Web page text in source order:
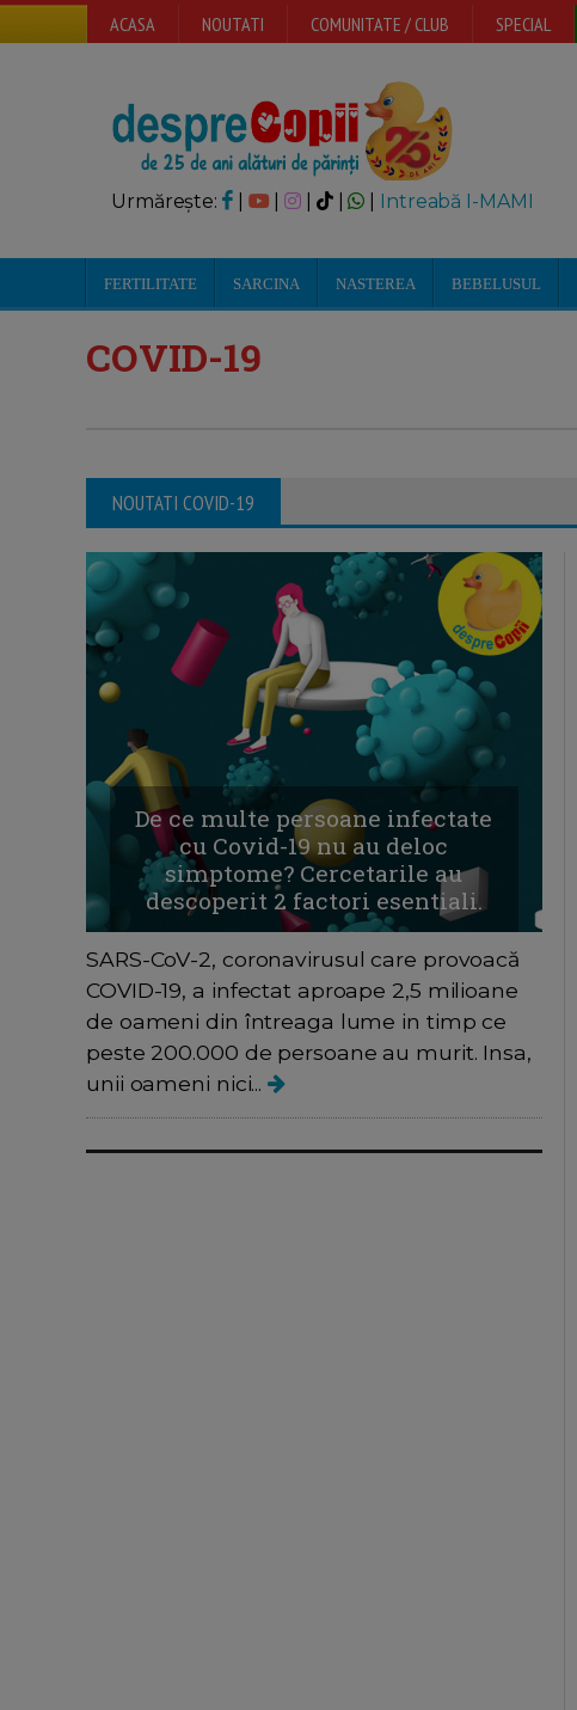
ACASA NOUTATI COMUNITATE / CLUB SPECIAL
Urmărește: | | Intreabă I-MAMI
FERTILITATE SARCINA NASTEREA BEBELUSUL
COVID-19
NOUTATI COVID-19
De ce multe persoane infectate
cu Covid-19 nu au deloc
simptome? Cercetarile au
descoperit 2 factori esentiali.
SARS-CoV-2, coronavirusul care provoacă
COVID-19, a infectat aproape 2,5 milioane
de oameni din întreaga lume in timp ce
peste 200.000 de persoane au murit. Insa,
unii oameni nici...